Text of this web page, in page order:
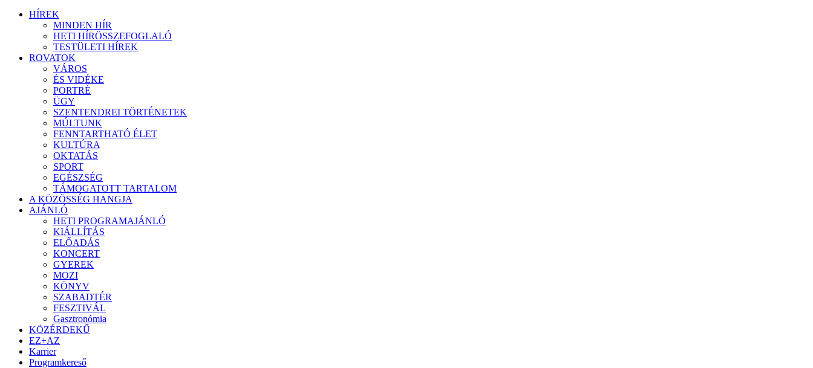
HÍREK
MINDEN HÍR
HETI HÍRÖSSZEFOGLALÓ
TESTÜLETI HÍREK
ROVATOK
VÁROS
ÉS VIDÉKE
PORTRÉ
ÜGY
SZENTENDREI TÖRTÉNETEK
MÚLTUNK
FENNTARTHATÓ ÉLET
KULTÚRA
OKTATÁS
SPORT
EGÉSZSÉG
TÁMOGATOTT TARTALOM
A KÖZÖSSÉG HANGJA
AJÁNLÓ
HETI PROGRAMAJÁNLÓ
KIÁLLÍTÁS
ELŐADÁS
KONCERT
GYEREK
MOZI
KÖNYV
SZABADTÉR
FESZTIVÁL
Gasztronómia
KÖZÉRDEKŰ
EZ+AZ
Karrier
Programkereső